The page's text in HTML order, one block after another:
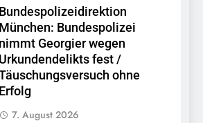
Bundespolizeidirektion
München: Bundespolizei
nimmt Georgier wegen
Urkundendelikts fest /
ohne
Erfolg
7. August 2026